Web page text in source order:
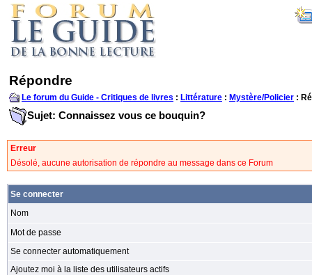
Répondre
Le forum du Guide - Critiques de livres : Littérature : Mystère/Policier :
Sujet: Connaissez vous ce bouquin?
Erreur
Désolé, aucune autorisation de répondre au message dans ce Forum
Se connecter
Nom
Mot de passe
Se connecter automatiquement
Ajoutez moi à la liste des utilisateurs actifs